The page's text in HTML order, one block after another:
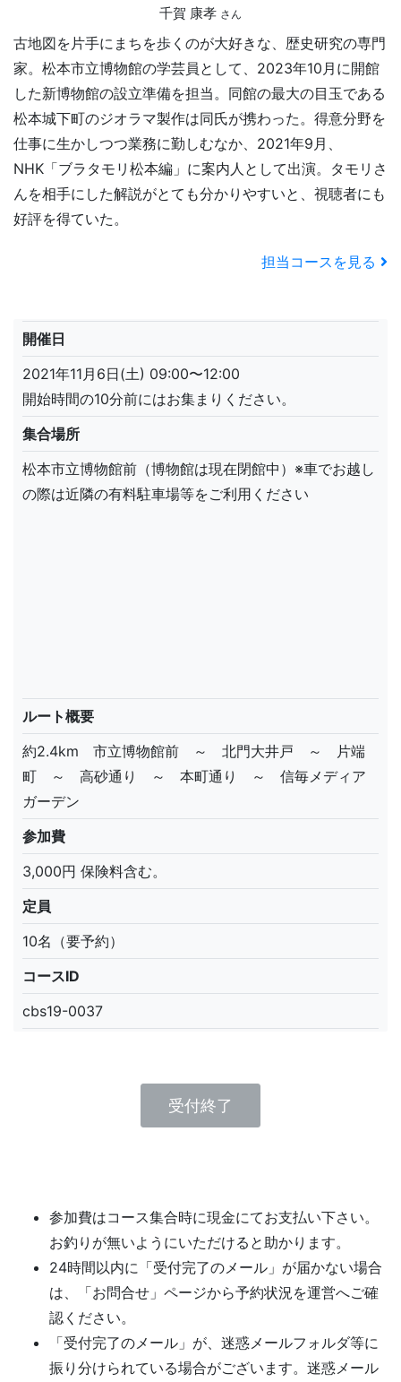
千賀 康孝 さん
古地図を片手にまちを歩くのが大好きな、歴史研究の専門
家。松本市立博物館の学芸員として、2023年10月に開館
した新博物館の設立準備を担当。同館の最大の目玉である
松本城下町のジオラマ製作は同氏が携わった。得意分野を
仕事に生かしつつ業務に勤しむなか、2021年9月、
NHK「ブラタモリ松本編」に案内人として出演。タモリさ
んを相手にした解説がとても分かりやすいと、視聴者にも
好評を得ていた。
担当コースを見る
開催日
2021年11月6日(土) 09:00〜12:00
開始時間の10分前にはお集まりください。
集合場所
松本市立博物館前（博物館は現在閉館中）※車でお越し
の際は近隣の有料駐車場等をご利用ください
ルート概要
約2.4km 市立博物館前 ～ 北門大井戸 ～ 片端
町 ～ 高砂通り ～ 本町通り ～ 信毎メディア
ガーデン
参加費
3,000円 保険料含む。
定員
10名（要予約）
コースID
cbs19-0037
受付終了
参加費はコース集合時に現金にてお支払い下さい。
お釣りが無いようにいただけると助かります。
24時間以内に「受付完了のメール」が届かない場合
は、「お問合せ」ページから予約状況を運営へご確
認ください。
「受付完了のメール」が、迷惑メールフォルダ等に
振り分けられている場合がございます。迷惑メール